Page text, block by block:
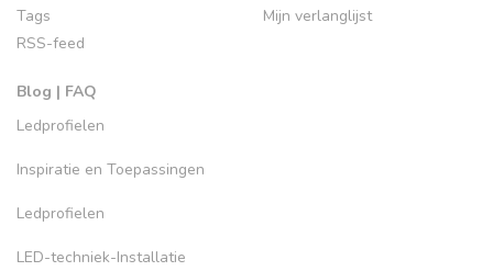
Tags
RSS-feed
Blog | FAQ
Ledprofielen
Inspiratie en Toepassingen
Ledprofielen
LED-techniek-Installatie
Mijn verlanglijst